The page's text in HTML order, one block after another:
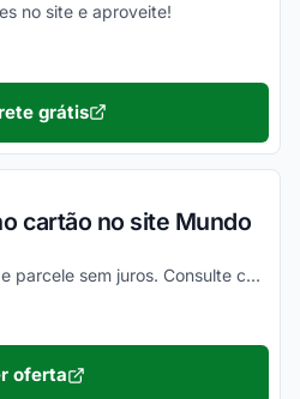
no site e aproveite!
grátis
cartão no site Mundo
Use seu cartão de crédito e parcele sem juros. Consulte condições e desfrute dessa facilidade.
oferta